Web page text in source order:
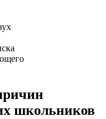
школьников